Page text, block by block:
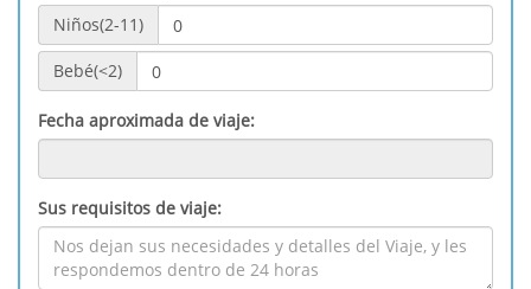
Niños(2-11)
Bebé(<2)
Fecha aproximada de viaje:
Sus requisitos de viaje: